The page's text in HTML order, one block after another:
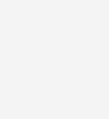
CO₂-Emission: 119
AT
der CO₂-Emission: 129